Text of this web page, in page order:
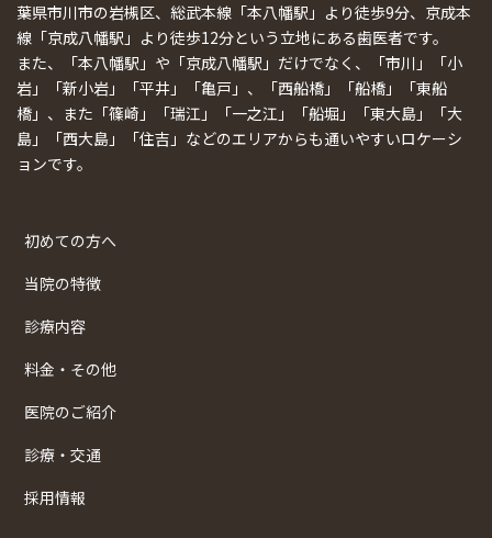
葉県市川市の岩槻区、総武本線「本八幡駅」より徒歩9分、京成本
線「京成八幡駅」より徒歩12分という立地にある歯医者です。
また、「本八幡駅」や「京成八幡駅」だけでなく、「市川」「小
岩」「新小岩」「平井」「亀戸」、「西船橋」「船橋」「東船
橋」、また「篠崎」「瑞江」「一之江」「船堀」「東大島」「大
島」「西大島」「住吉」などのエリアからも通いやすいロケーシ
ョンです。
初めての方へ
当院の特徴
診療内容
料金・その他
医院のご紹介
診療・交通
採用情報